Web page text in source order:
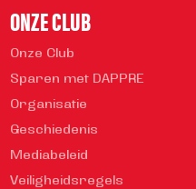
ONZE CLUB
Onze Club
Sparen met DAPPRE
Organisatie
Geschiedenis
Mediabeleid
Veiligheidsregels